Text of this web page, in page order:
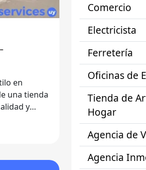
en
y
Comercio
Electricista
Ferretería
Oficinas de
Tienda de
Hogar
Agencia de
Agencia